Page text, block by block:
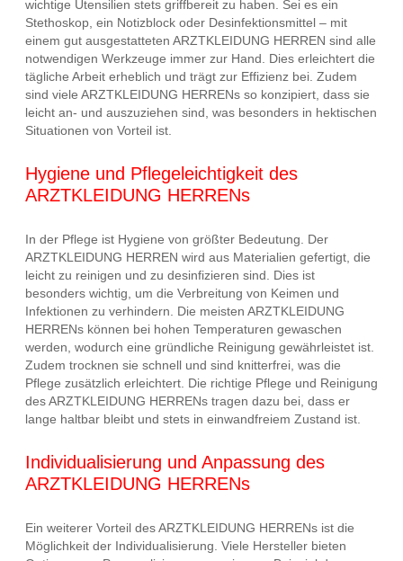
wichtige Utensilien stets griffbereit zu haben. Sei es ein
Stethoskop, ein Notizblock oder Desinfektionsmittel – mit
einem gut ausgestatteten ARZTKLEIDUNG HERREN sind alle
notwendigen Werkzeuge immer zur Hand. Dies erleichtert die
tägliche Arbeit erheblich und trägt zur Effizienz bei. Zudem
sind viele ARZTKLEIDUNG HERRENs so konzipiert, dass sie
leicht an- und auszuziehen sind, was besonders in hektischen
Situationen von Vorteil ist.
Hygiene und Pflegeleichtigkeit des
ARZTKLEIDUNG HERRENs
In der Pflege ist Hygiene von größter Bedeutung. Der
ARZTKLEIDUNG HERREN wird aus Materialien gefertigt, die
leicht zu reinigen und zu desinfizieren sind. Dies ist
besonders wichtig, um die Verbreitung von Keimen und
Infektionen zu verhindern. Die meisten ARZTKLEIDUNG
HERRENs können bei hohen Temperaturen gewaschen
werden, wodurch eine gründliche Reinigung gewährleistet ist.
Zudem trocknen sie schnell und sind knitterfrei, was die
Pflege zusätzlich erleichtert. Die richtige Pflege und Reinigung
des ARZTKLEIDUNG HERRENs tragen dazu bei, dass er
lange haltbar bleibt und stets in einwandfreiem Zustand ist.
Individualisierung und Anpassung des
ARZTKLEIDUNG HERRENs
Ein weiterer Vorteil des ARZTKLEIDUNG HERRENs ist die
Möglichkeit der Individualisierung. Viele Hersteller bieten